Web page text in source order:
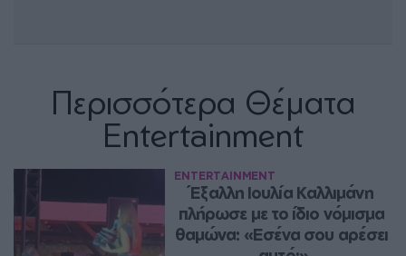
Περισσότερα Θέματα
Entertainment
ENTERTAINMENT
Έξαλλη Ιουλία Καλλιμάνη
πλήρωσε με το ίδιο νόμισμα
θαμώνα: «Εσένα σου αρέσει